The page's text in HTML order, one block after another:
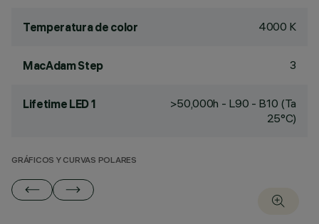
Temperatura de color 4000 K
MacAdam Step 3
Lifetime LED 1
>50,000h - L90 - B10 (Ta
25°C)
GRÁFICOS Y CURVAS POLARES